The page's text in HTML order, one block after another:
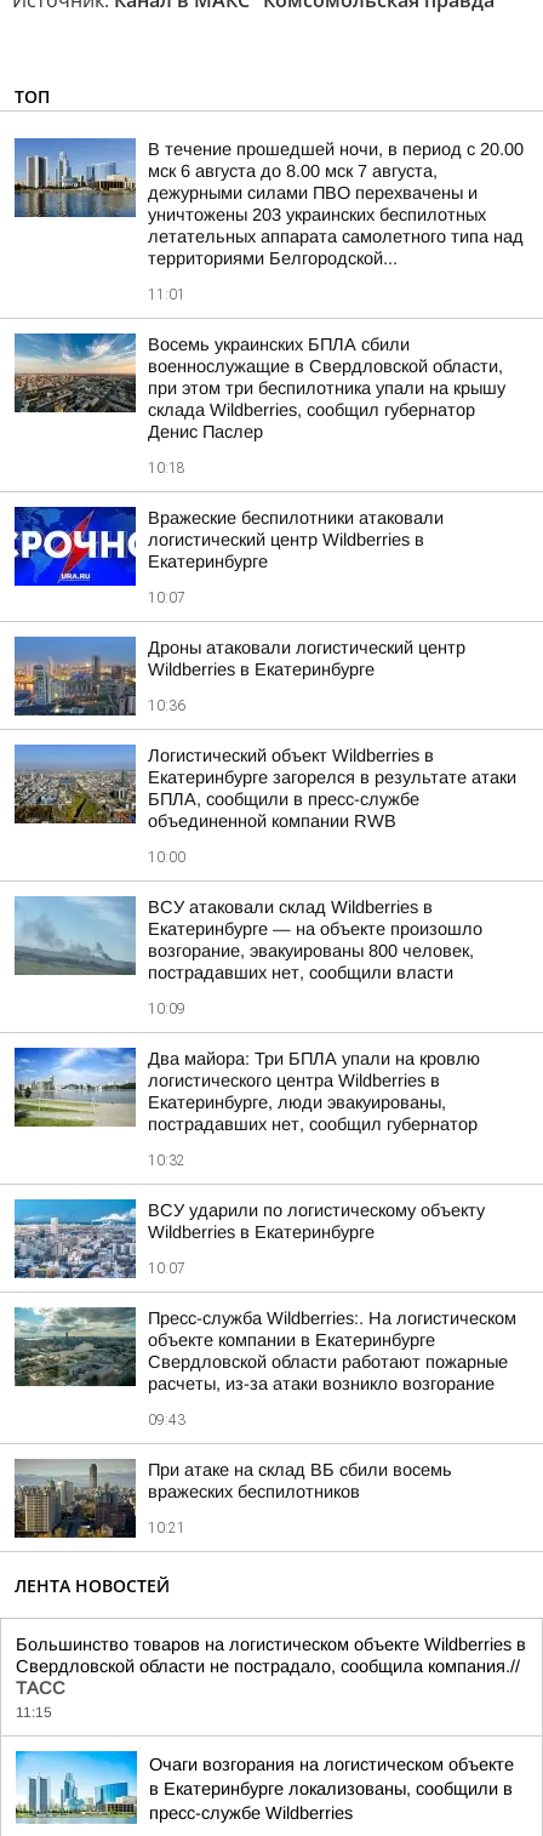
ТОП
В течение прошедшей ночи, в период с 20.00
мск 6 августа до 8.00 мск 7 августа,
дежурными силами ПВО перехвачены и
уничтожены 203 украинских беспилотных
летательных аппарата самолетного типа над
территориями Белгородской...
11:01
Восемь украинских БПЛА сбили
военнослужащие в Свердловской области,
при этом три беспилотника упали на крышу
склада Wildberries, сообщил губернатор
Денис Паслер
10:18
Вражеские беспилотники атаковали
логистический центр Wildberries в
Екатеринбурге
10:07
Дроны атаковали логистический центр
Wildberries в Екатеринбурге
10:36
Логистический объект Wildberries в
Екатеринбурге загорелся в результате атаки
БПЛА, сообщили в пресс-службе
объединенной компании RWB
10:00
ВСУ атаковали склад Wildberries в
Екатеринбурге — на объекте произошло
возгорание, эвакуированы 800 человек,
пострадавших нет, сообщили власти
10:09
Два майора: Три БПЛА упали на кровлю
логистического центра Wildberries в
Екатеринбурге, люди эвакуированы,
пострадавших нет, сообщил губернатор
10:32
ВСУ ударили по логистическому объекту
Wildberries в Екатеринбурге
10:07
Пресс-служба Wildberries:. На логистическом
объекте компании в Екатеринбурге
Свердловской области работают пожарные
расчеты, из-за атаки возникло возгорание
09:43
При атаке на склад ВБ сбили восемь
вражеских беспилотников
10:21
ЛЕНТА НОВОСТЕЙ
Большинство товаров на логистическом объекте Wildberries в
Свердловской области не пострадало, сообщила компания.//
ТАСС
11:15
Очаги возгорания на логистическом объекте
в Екатеринбурге локализованы, сообщили в
пресс-службе Wildberries